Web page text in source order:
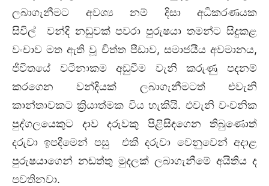
ලබාගැනීමට අවශ්‍ය නම් දිසා අධිකරණයක
සිවිල් වන්දි නඩුවක් පවරා පුරුෂයා තමන්ට සිදුකළ
වංචාව මත ඇති වූ චිත්ත පීඩාව, සමාජයීය අවමානය,
ජීවිතයේ වටිනාකම අඩුවීම වැනි කරුණු පදනම්
කරගෙන වන්දියක් ලබාගැනීමටත් එවැනි
කාන්තාවකට ක්‍රියාත්මක විය හැකියි. එවැනි වංචනික
පුද්ගලයෙකුට දාව දරුවකු පිළිසිඳගෙන තිබුණොත්
දරුවා ඉපදීමෙන් පසු එකී දරුවා වෙනුවෙන් අදාළ
පුරුෂයාගෙන් නඩත්තු මුදලක් ලබාගැනීමේ අයිතිය ද
පවතිනවා.